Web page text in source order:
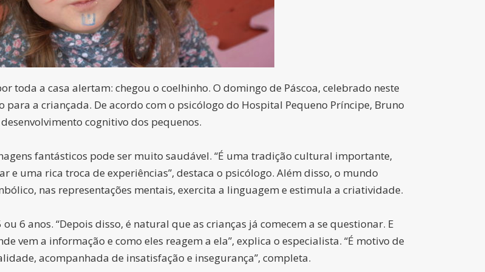
toda a casa alertam: chegou o coelhinho. O domingo de Páscoa, celebrado neste
a criançada. De acordo com o psicólogo do Hospital Pequeno Príncipe, Bruno
cognitivo dos pequenos.
fantásticos pode ser muito saudável. “É uma tradição cultural importante,
uma rica troca de experiências”, destaca o psicólogo. Além disso, o mundo
nas representações mentais, exercita a linguagem e estimula a criatividade.
6 anos. “Depois disso, é natural que as crianças já comecem a se questionar. E
vem a informação e como eles reagem a ela”, explica o especialista. “É motivo de
acompanhada de insatisfação e insegurança”, completa.